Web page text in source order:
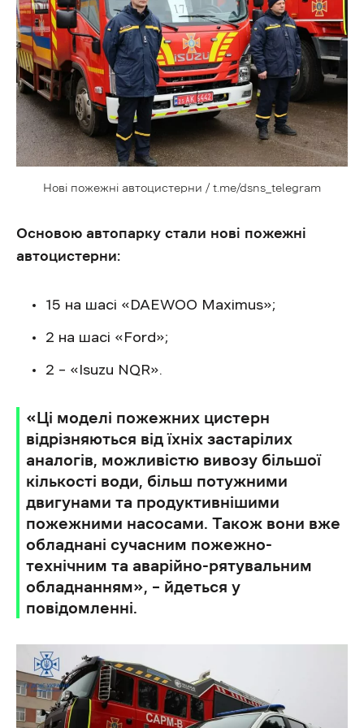
Нові пожежні автоцистерни / t.me/dsns_telegram
Основою автопарку стали нові пожежні
автоцистерни:
15 на шасі «DAEWOO Maximus»;
2 на шасі «Ford»;
2 – «Isuzu NQR».
«Ці моделі пожежних цистерн
відрізняються від їхніх застарілих
аналогів, можливістю вивозу більшої
кількості води, більш потужними
двигунами та продуктивнішими
пожежними насосами. Також вони вже
обладнані сучасним пожежно-
технічним та аварійно-рятувальним
обладнанням», – йдеться у
повідомленні.